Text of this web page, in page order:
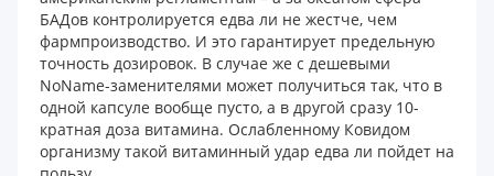
БАДов контролируется едва ли не жестче, чем
фармпроизводство. И это гарантирует предельную
точность дозировок. В случае же с дешевыми
NoName-заменителями может получиться так, что в
одной капсуле вообще пусто, а в другой сразу 10-
кратная доза витамина. Ослабленному Ковидом
организму такой витаминный удар едва ли пойдет на